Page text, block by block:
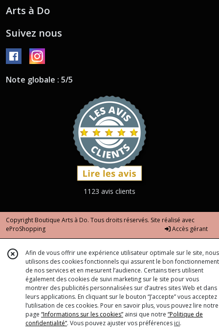
Arts à Do
Suivez nous
Note globale : 5/5
1123 avis clients
Copyright Boutique Arts à Do. Tous droits réservés. Site réalisé avec
eProShopping
Accès gérant
Afin de vous offrir une expérience utilisateur optimale sur le site, nous
utilisons des cookies fonctionnels qui assurent le bon fonctionnement
de nos services et en mesurent l’audience. Certains tiers utilisent
également des cookies de suivi marketing sur le site pour vous
montrer des publicités personnalisées sur d’autres sites Web et dans
leurs applications. En cliquant sur le bouton “J’accepte” vous acceptez
l’utilisation de ces cookies. Pour en savoir plus, vous pouvez lire notre
page “Informations sur les cookies” ainsi que notre “Politique de
confidentialité“. Vous pouvez ajuster vos préférences ici.